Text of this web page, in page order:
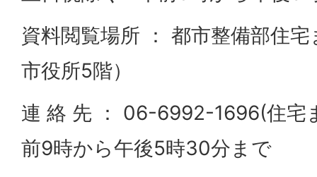
資料閲覧場所 ： 都市整備部住
市役所5階）
連 絡 先 ： 06-6992-1696(住宅
前9時から午後5時30分まで